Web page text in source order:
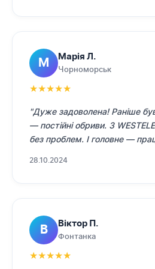
М Марія Л.
Чорноморськ
★★★★★
"Дуже задоволена! Раніше
— постійні обриви. З
без проблем. І головне —
28.10.2024
В Віктор П.
Фонтанка
★★★★★